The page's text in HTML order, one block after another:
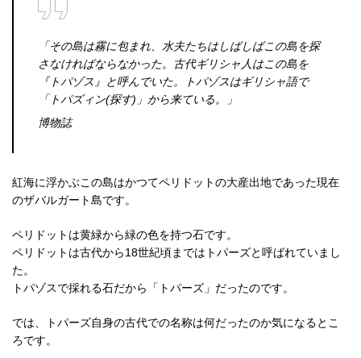
「その島は霧に包まれ、水夫たちはしばしばこの島を探
さなければならなかった。古代ギリシャ人はこの島を
『トパゾス』と呼んでいた。トパゾスはギリシャ語で
「トパズィン(探す)」から来ている。」
博物誌
紅海に浮かぶこの島はかつてペリドットの大産出地であった現在
のザバルガート島です。
ペリドットは黄緑から緑の色を持つ石です。
ペリドットは古代から18世紀頃まではトパーズと呼ばれていまし
た。
トパゾスで採れる石だから「トパーズ」だったのです。
では、トパーズ自身の古代での名称は何だったのか気になるとこ
ろです。